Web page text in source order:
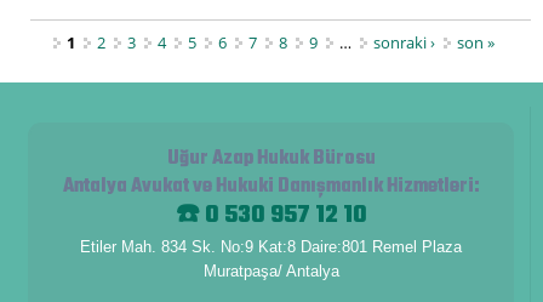
Sayfalar
1 2 3 4 5 6 7 8 9 … sonraki › son »
Uğur Azap Hukuk Bürosu
Antalya Avukat ve Hukuki Danışmanlık Hizmetleri:
☎️ 0 530 957 12 10
Etiler Mah. 834 Sk. No:9 Kat:8 Daire:801 Remel Plaza
Muratpaşa/ Antalya